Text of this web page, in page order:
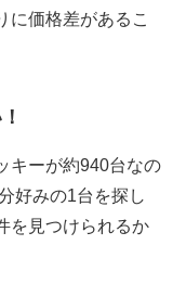
に価格差があるこ
キーが約940台なの
好みの1台を探し
を見つけられるか